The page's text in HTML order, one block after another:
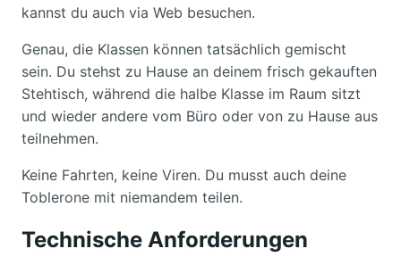
kannst du auch via Web besuchen.
Genau, die Klassen können tatsächlich gemischt
sein. Du stehst zu Hause an deinem frisch gekauften
Stehtisch, während die halbe Klasse im Raum sitzt
und wieder andere vom Büro oder von zu Hause aus
teilnehmen.
Keine Fahrten, keine Viren. Du musst auch deine
Toblerone mit niemandem teilen.
Technische Anforderungen